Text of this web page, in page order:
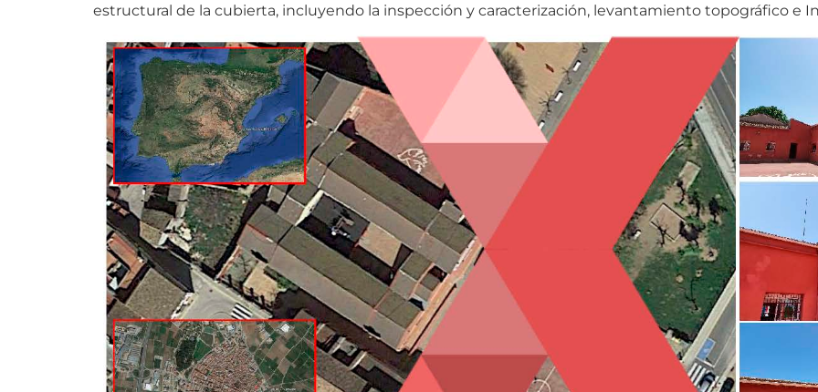
estructural de la cubierta, incluyendo la inspección y caracterización, levantamiento topográfico e